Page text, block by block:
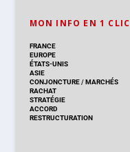
MON INFO EN 1 CLIC
FRANCE
EUROPE
ÉTATS-UNIS
ASIE
CONJONCTURE/MARCHÉS
RACHAT
STRATÉGIE
ACCORD
RESTRUCTURATION